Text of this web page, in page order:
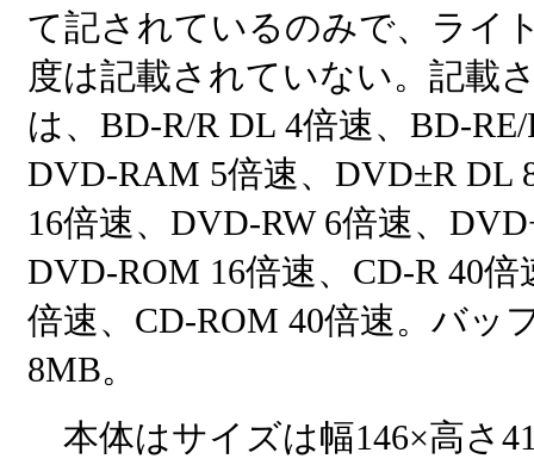
て記されているのみで、ライ
度は記載されていない。記載
は、BD-R/R DL 4倍速、BD-
DVD-RAM 5倍速、DVD±R DL
16倍速、DVD-RW 6倍速、
DVD-ROM 16倍速、CD-R 40倍
倍速、CD-ROM 40倍速。バッ
8MB。
本体はサイズは幅146×高さ